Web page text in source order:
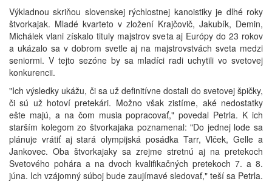
Výkladnou skriňou slovenskej rýchlostnej kanoistiky je dlhé roky
štvorkajak. Mladé kvarteto v zložení Krajčovič, Jakubík, Demin,
Michálek vlani získalo tituly majstrov sveta aj Európy do 23 rokov
a ukázalo sa v dobrom svetle aj na majstrovstvách sveta medzi
seniormi. V tejto sezóne by sa mladíci radi uchytili vo svetovej
konkurencii.
"Ich výsledky ukážu, či sa už definitívne dostali do svetovej špičky,
či sú už hotoví pretekári. Možno však zistíme, aké nedostatky
ešte majú, a na čom musia popracovať," povedal Petrla. K ich
starším kolegom zo štvorkajaka poznamenal: "Do jednej lode sa
plánuje vrátiť aj stará olympijská posádka Tarr, Vlček, Gelle a
Jankovec. Oba štvorkajaky sa zrejme stretnú aj na pretekoch
Svetového pohára a na dvoch kvalifikačných pretekoch 7. a 8.
júna. Ich vzájomný súboj bude zaujímavé sledovať," teší sa Petrla.